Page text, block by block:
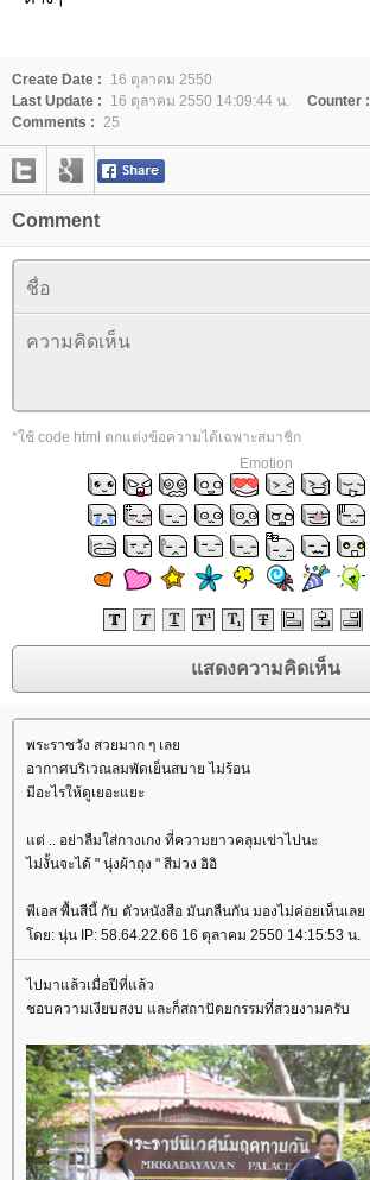
Create Date :
16 ตุลาคม 2550
Last Update :
16 ตุลาคม 2550 14:09:44 น. Counter :
Comments : 25
Comment
*ใช้ code html ตกแต่งข้อความได้เฉพาะสมาชิก
Emotion
พระราชวัง สวยมาก ๆ เล
อากาศบริเวณลมพัดเย็นสบาย ไม่ร้อน
มีอะไรให้ดูเยอะแยะ
ต่ .. อย่าลืมใส่กางเกง ที่ความยาวคลุมเข่าไปนะ
ไม่งั้นจะได้ " นุ่งผ้าถุง " สีม่วง อิอิ
พีเอส พื้นสีนี้ กับ ตัวหนังสือ มันกลืนกัน มองไม่ค่อยเห็นเล
ดย: นุ่น IP: 58.64.22.66 16 ตุลาคม 2550 14:15:53 น.
ไปมาแล้วเมื่อปีที่แล้ว
ชอบความเงียบสงบ และก็สถาปัตยกรรมที่สวยงามครับ